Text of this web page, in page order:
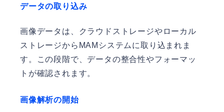
データの取り込み
画像データは、クラウドストレージやローカル
ストレージからMAMシステムに取り込まれま
す。この段階で、データの整合性やフォーマッ
トが確認されます。
画像解析の開始